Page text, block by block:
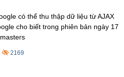
có thể thu thập dữ liệu từ AJAX
cho biết trong phiên bản ngày 17
2169